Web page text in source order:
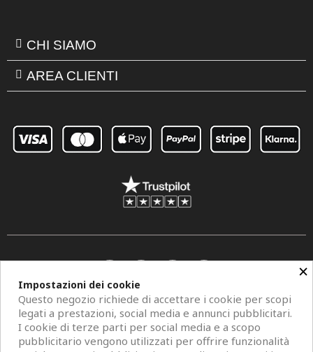
CHI SIAMO
AREA CLIENTI
×
Impostazioni dei cookie
Questo negozio richiede di accettare i cookie per scopi
legati a prestazioni, social media e annunci pubblicitari.
I cookie di terze parti per social media e a scopo
pubblicitario vengono utilizzati per offrire funzionalità